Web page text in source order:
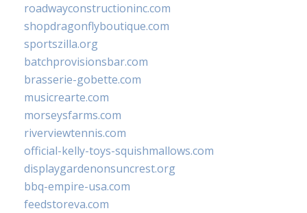
roadwayconstructioninc.com
shopdragonflyboutique.com
sportszilla.org
batchprovisionsbar.com
brasserie-gobette.com
musicrearte.com
morseysfarms.com
riverviewtennis.com
official-kelly-toys-squishmallows.com
displaygardenonsuncrest.org
bbq-empire-usa.com
feedstoreva.com